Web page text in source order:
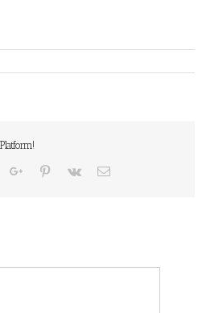
Google+Pinterest
Vk Email